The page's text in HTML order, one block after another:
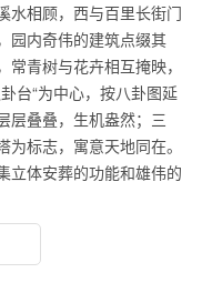
水相顾，西与百里长街门
园内奇伟的建筑点缀其
青树与花卉相互掩映，
台“为中心，按八卦图延
层叠叠，生机盎然；三
标志，寓意天地同在。
立体安葬的功能和雄伟的